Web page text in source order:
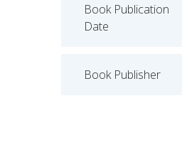
Book Publication
Date
Book Publisher